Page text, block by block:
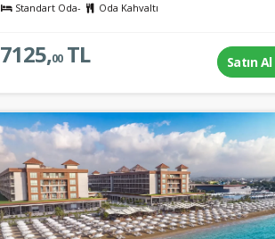
Standart Oda-
Oda Kahvaltı
7125,00TL Satın Al